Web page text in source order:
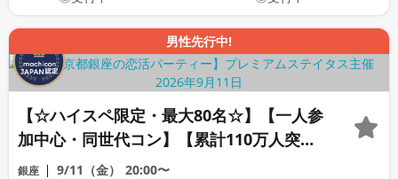
男性先行中!
【☆ハイスペ限定・最大80名☆】【一人参
加中心・同世代コン】【累計110万人突
破！】プレミアムステイタス
銀座 9/11（金） 20:00〜